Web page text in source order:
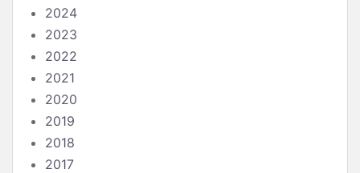
2024
2023
2022
2021
2020
2019
2018
2017